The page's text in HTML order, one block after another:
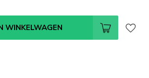
WINKELWAGEN